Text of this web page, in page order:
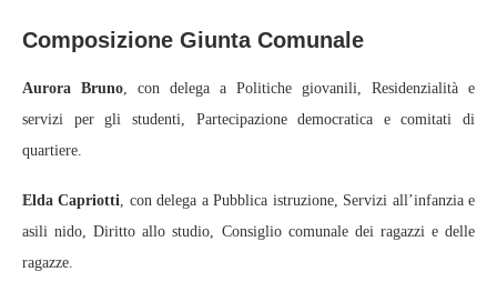
Composizione Giunta Comunale
Aurora Bruno , con delega a Politiche giovanili, Residenzialità e
servizi per gli studenti, Partecipazione democratica e comitati di
quartiere.
Elda Capriotti , con delega a Pubblica istruzione, Servizi all’infanzia e
asili nido, Diritto allo studio, Consiglio comunale dei ragazzi e delle
ragazze.